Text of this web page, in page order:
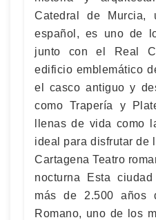
Catedral de Murcia,
español, es uno de
junto con el Real
edificio emblemático
el casco antiguo y
como Trapería y
llenas de vida como
ideal para disfrutar de
Cartagena Teatro
nocturna Esta
más de 2.500 años
Romano, uno de los